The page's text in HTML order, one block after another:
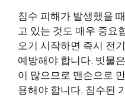
침수 피해가 발생했을
고 있는 것도 매우 중요
오기 시작하면 즉시 전
예방해야 합니다. 빗물
이 많으므로 맨손으로
용해야 합니다. 침수된